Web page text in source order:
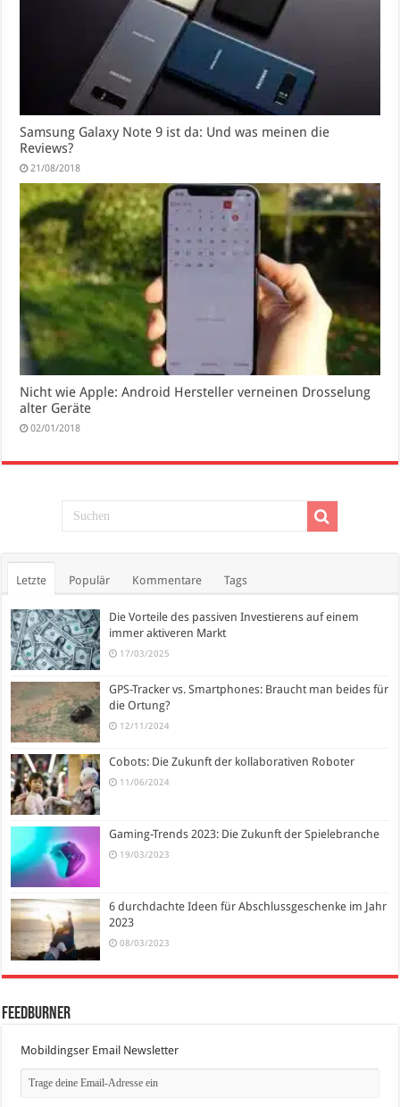
Samsung Galaxy Note 9 ist da: Und was meinen die
Reviews?
21/08/2018
Nicht wie Apple: Android Hersteller verneinen Drosselung
alter Geräte
02/01/2018
Letzte Populär Kommentare Tags
Die Vorteile des passiven Investierens auf einem
immer aktiveren Markt
17/03/2025
GPS-Tracker vs. Smartphones: Braucht man beides für
die Ortung?
12/11/2024
Cobots: Die Zukunft der kollaborativen Roboter
11/06/2024
Gaming-Trends 2023: Die Zukunft der Spielebranche
19/03/2023
6 durchdachte Ideen für Abschlussgeschenke im Jahr
2023
08/03/2023
FeedBurner
Mobildingser Email Newsletter